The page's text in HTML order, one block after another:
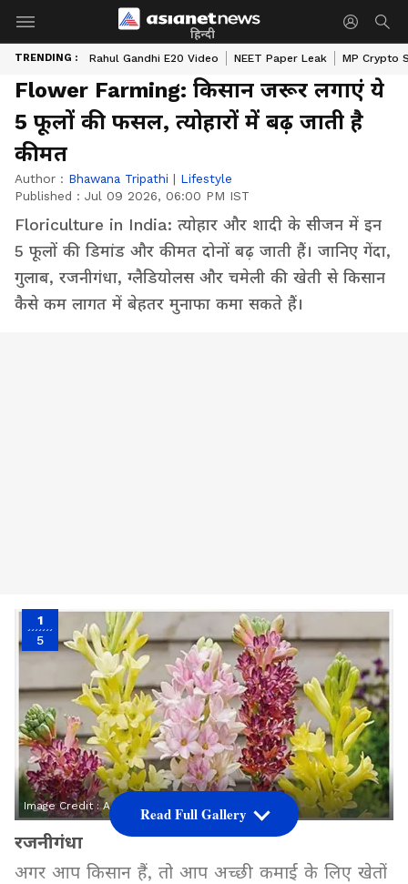
हिन्दी
TRENDING : Rahul Gandhi E20 Video NEET Paper Leak MP Crypto
Flower Farming: किसान जरूर लगाएं ये
5 फूलों की फसल, त्योहारों में बढ़ जाती है
कीमत
Author : Bhawana Tripathi | Lifestyle
Published : Jul 09 2026, 06:00 PM IST
Floriculture in India: त्योहार और शादी के सीजन में इन
5 फूलों की डिमांड और कीमत दोनों बढ़ जाती हैं। जानिए गेंदा,
गुलाब, रजनीगंधा, ग्लैडियोलस और चमेली की खेती से किसान
कैसे कम लागत में बेहतर मुनाफा कमा सकते हैं।
1
5
Image Credit :Asianet News
रजनीगंधा
अगर आप किसान हैं, तो आप अच्छी कमाई के लिए खेतों
Read Full Gallery